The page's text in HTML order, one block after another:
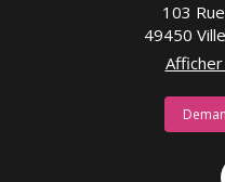
103
49450